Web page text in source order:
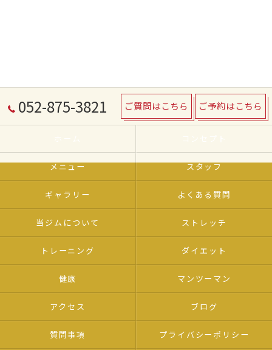
052-875-3821 ご質問はこちら ご予約はこちら
メニュー スタッフ
ギャラリー よくある質問
当ジムについて ストレッチ
トレーニング ダイエット
健康 マンツーマン
アクセス ブログ
質問事項 プライバシーポリシー